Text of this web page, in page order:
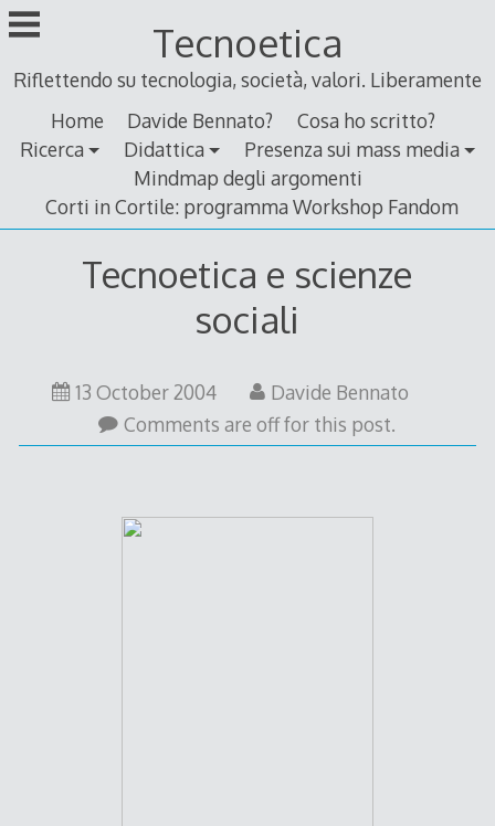
Skip
to
Tecnoetica
Riflettendo su tecnologia, società, valori. Liberamente
Home
Davide Bennato?
Cosa ho scritto?
Ricerca
Didattica
Presenza sui mass media
Mindmap degli argomenti
Corti in Cortile: programma Workshop Fandom
Tecnoetica e scienze
sociali
13 October 2004
Davide Bennato
Comments are off for this post.